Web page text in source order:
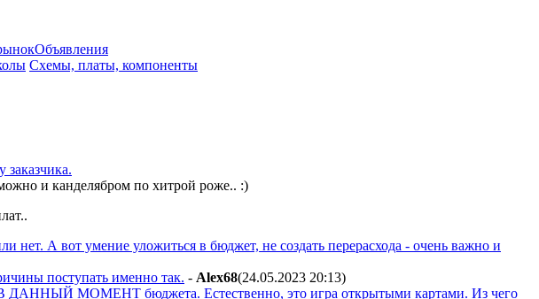
Объявления
Схемы, платы, компоненты
и канделябром по хитрой роже.. :)
нет. А вот умение уложиться в бюджет, не создать перерасхода - очень важно и
поступать именно так. - Alex68(24.05.2023 20:13)
ДАННЫЙ МОМЕНТ бюджета. Естественно, это игра открытыми картами. Из чего